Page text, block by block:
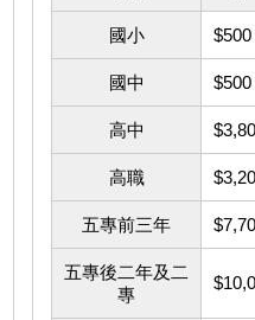
國小 $500
國中 $500
高中
高職
五專前三年
五專後二年及二
專